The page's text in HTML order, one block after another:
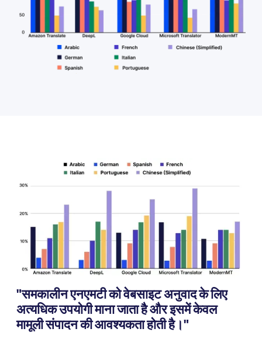
"समकालीन एनएमटी को वेबसाइट अनुवाद के लिए
अत्यधिक उपयोगी माना जाता है और इसमें केवल
मामूली संपादन की आवश्यकता होती है।"